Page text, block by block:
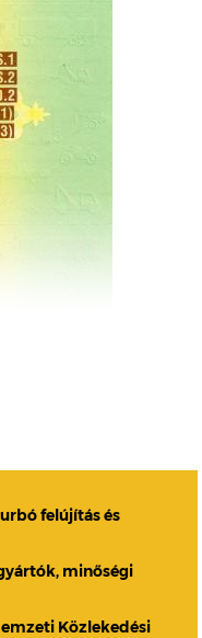
felújítás és
minőségi
Közlekedési